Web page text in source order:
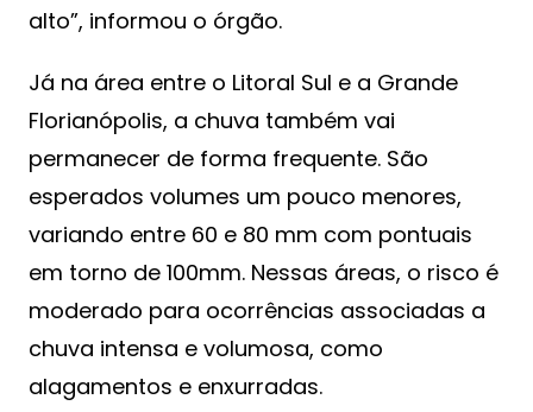
alto”, informou o órgão.
Já na área entre o Litoral Sul e a Grande
Florianópolis, a chuva também vai
permanecer de forma frequente. São
esperados volumes um pouco menores,
variando entre 60 e 80 mm com pontuais
em torno de 100mm. Nessas áreas, o risco é
moderado para ocorrências associadas a
chuva intensa e volumosa, como
alagamentos e enxurradas.